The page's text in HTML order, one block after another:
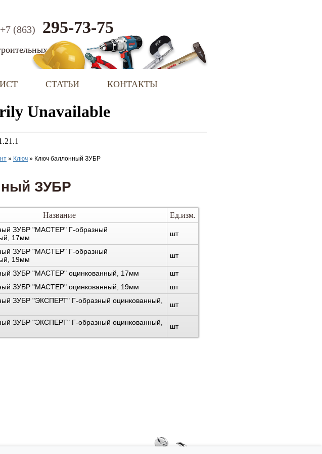
фирм
+7 (863) 295-73-75
СТАТЬИ КОНТАКТЫ
» Ключ » Ключ баллонный ЗУБР
ЗУБР
Название Ед.изм.
ЗУБР "МАСТЕР" Г-образный
17мм
шт
ЗУБР "МАСТЕР" Г-образный
19мм
шт
ЗУБР "МАСТЕР" оцинкованный, 17мм
шт
ЗУБР "МАСТЕР" оцинкованный, 19мм
шт
ЗУБР "ЭКСПЕРТ" Г-образный оцинкованный,
шт
ЗУБР "ЭКСПЕРТ" Г-образный оцинкованный,
шт